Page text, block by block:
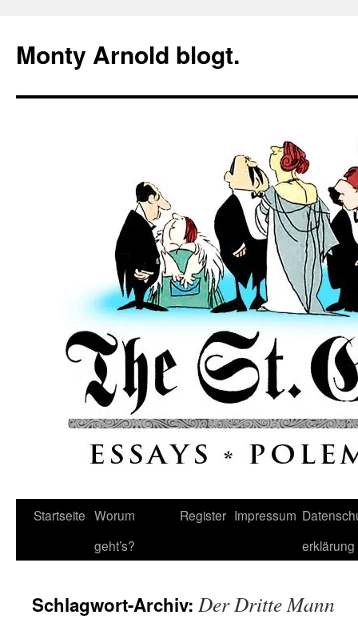
springen
Monty Arnold blogt.
Startseite Worum
geht’s?
Register Impressum
erklärung
Schlagwort-Archiv: Der Dritte Mann